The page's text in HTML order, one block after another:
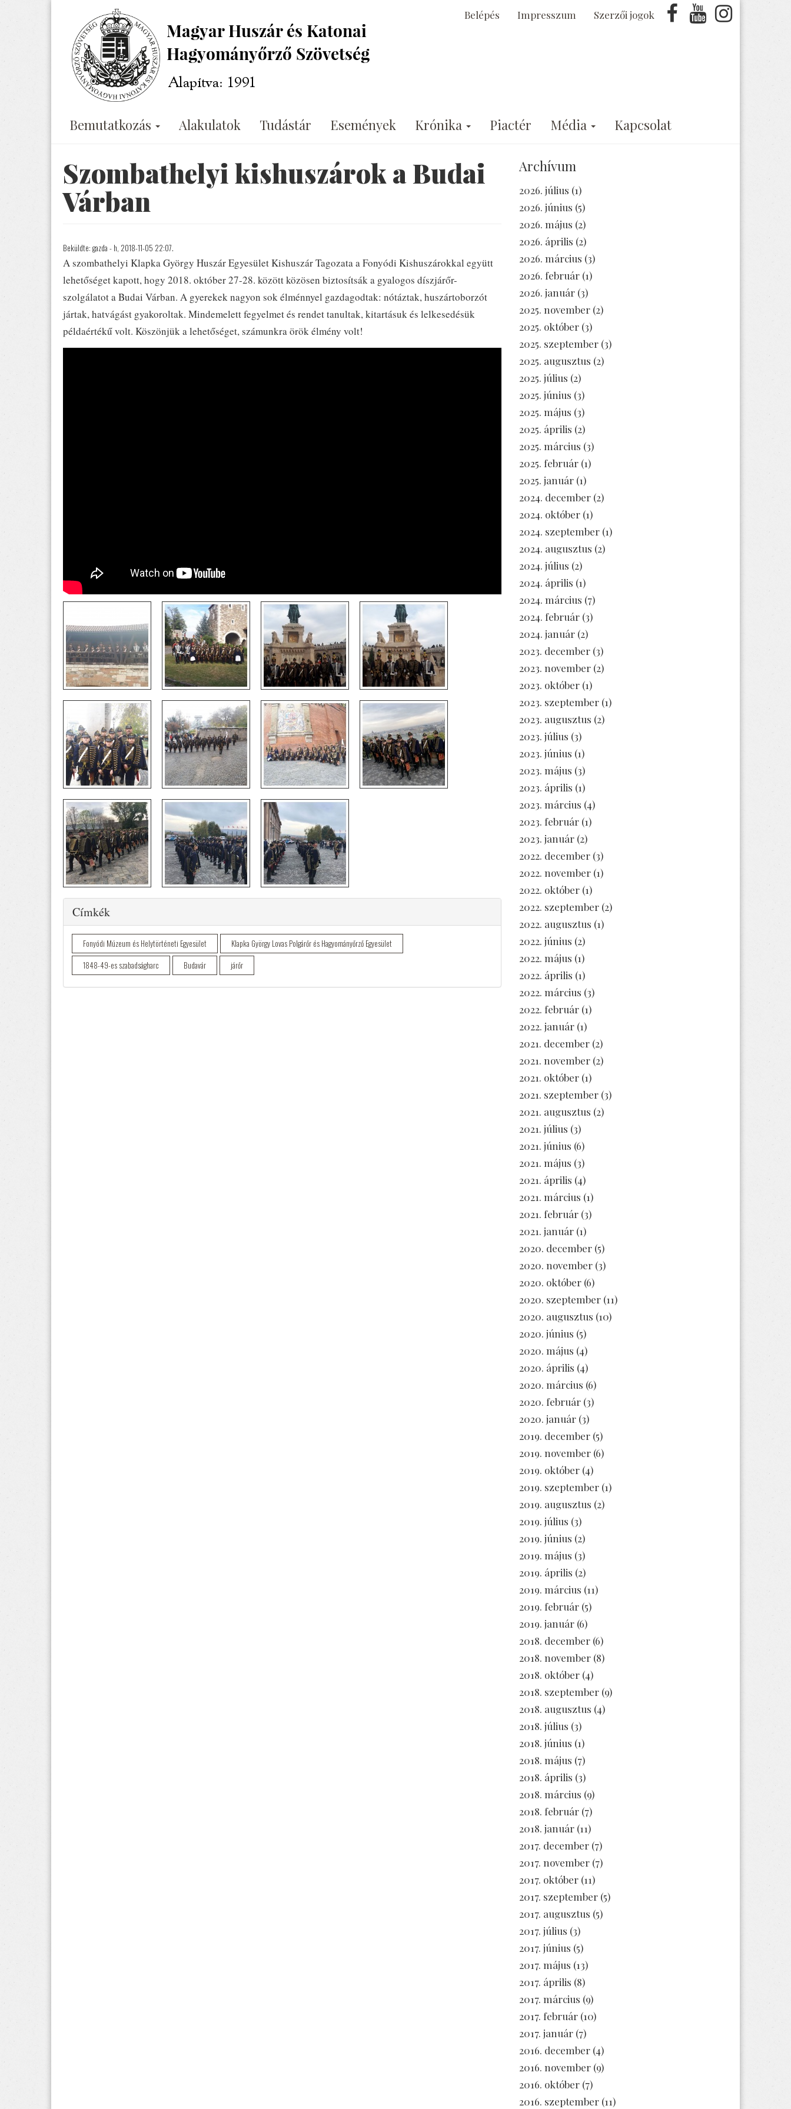
Belépés Impresszum Szerzői jogok
Bemutatkozás Alakulatok Tudástár Események Krónika Piactér Média Kapcsolat
Szombathelyi kishuszárok a Budai
Várban
Beküldte: gazda - h, 2018-11-05 22:07.
A szombathelyi Klapka György Huszár Egyesület Kishuszár Tagozata a Fonyódi Kishuszárokkal együtt
lehetőséget kapott, hogy 2018. október 27-28. között közösen biztosítsák a gyalogos díszjárőr-
szolgálatot a Budai Várban. A gyerekek nagyon sok élménnyel gazdagodtak: nótáztak, huszártoborzót
jártak, hatvágást gyakoroltak. Mindemelett fegyelmet és rendet tanultak, kitartásuk és lelkesedésük
példaértékű volt. Köszönjük a lehetőséget, számunkra örök élmény volt!
Elrejtés
Címkék
Fonyódi Múzeum és Helytörténeti Egyesület
Klapka György Lovas Polgárőr és Hagyományőrző Egyesület
1848-49-es szabadságharc
Budavár járőr
Archívum
2026. július (1)
2026. június (5)
2026. május (2)
2026. április (2)
2026. március (3)
2026. február (1)
2026. január (3)
2025. november (2)
2025. október (3)
2025. szeptember (3)
2025. augusztus (2)
2025. július (2)
2025. június (3)
2025. május (3)
2025. április (2)
2025. március (3)
2025. február (1)
2025. január (1)
2024. december (2)
2024. október (1)
2024. szeptember (1)
2024. augusztus (2)
2024. július (2)
2024. április (1)
2024. március (7)
2024. február (3)
2024. január (2)
2023. december (3)
2023. november (2)
2023. október (1)
2023. szeptember (1)
2023. augusztus (2)
2023. július (3)
2023. június (1)
2023. május (3)
2023. április (1)
2023. március (4)
2023. február (1)
2023. január (2)
2022. december (3)
2022. november (1)
2022. október (1)
2022. szeptember (2)
2022. augusztus (1)
2022. június (2)
2022. május (1)
2022. április (1)
2022. március (3)
2022. február (1)
2022. január (1)
2021. december (2)
2021. november (2)
2021. október (1)
2021. szeptember (3)
2021. augusztus (2)
2021. július (3)
2021. június (6)
2021. május (3)
2021. április (4)
2021. március (1)
2021. február (3)
2021. január (1)
2020. december (5)
2020. november (3)
2020. október (6)
2020. szeptember (11)
2020. augusztus (10)
2020. június (5)
2020. május (4)
2020. április (4)
2020. március (6)
2020. február (3)
2020. január (3)
2019. december (5)
2019. november (6)
2019. október (4)
2019. szeptember (1)
2019. augusztus (2)
2019. július (3)
2019. június (2)
2019. május (3)
2019. április (2)
2019. március (11)
2019. február (5)
2019. január (6)
2018. december (6)
2018. november (8)
2018. október (4)
2018. szeptember (9)
2018. augusztus (4)
2018. július (3)
2018. június (1)
2018. május (7)
2018. április (3)
2018. március (9)
2018. február (7)
2018. január (11)
2017. december (7)
2017. november (7)
2017. október (11)
2017. szeptember (5)
2017. augusztus (5)
2017. július (3)
2017. június (5)
2017. május (13)
2017. április (8)
2017. március (9)
2017. február (10)
2017. január (7)
2016. december (4)
2016. november (9)
2016. október (7)
2016. szeptember (11)